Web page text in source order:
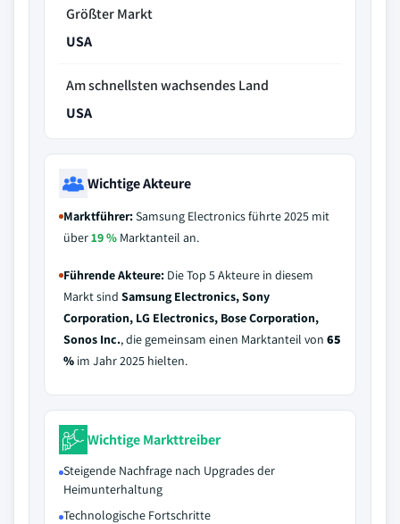
Größter Markt
USA
Am schnellsten wachsendes Land
USA
Wichtige Akteure
Marktführer:Samsung Electronics führte 2025 mit
über19 % Marktanteil an.
Führende Akteure: Die Top 5 Akteure in diesem
Markt sind Samsung Electronics, Sony
Corporation, LG Electronics, Bose Corporation,
Sonos Inc., die gemeinsam einen Marktanteil von 65
% im Jahr 2025 hielten.
Wichtige Markttreiber
Steigende Nachfrage nach Upgrades der
Heimunterhaltung
Technologische Fortschritte